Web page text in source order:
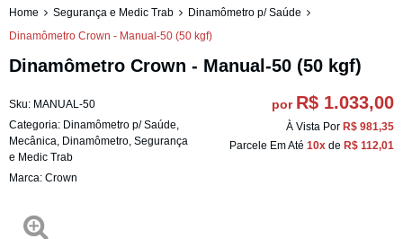
Home Segurança e Medic Trab
Dinamômetro p/ Saúde
Dinamômetro Crown - Manual-50 (50 kgf)
Dinamômetro Crown - Manual-50 (50 kgf)
Sku: MANUAL-50
Categoria: Dinamômetro p/ Saúde,
Mecânica, Dinamômetro, Segurança
e Medic Trab
Marca: Crown
por R$ 1.033,00
À Vista Por R$ 981,35
Parcele Em Até 10x de R$ 112,01